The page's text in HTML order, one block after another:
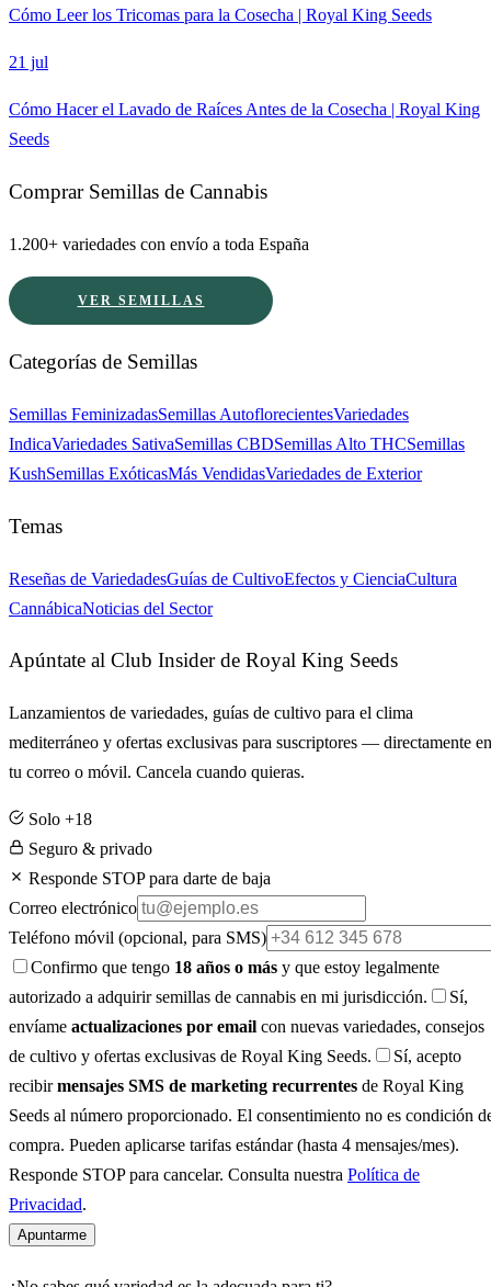
Cómo Leer los Tricomas para la Cosecha | Royal King Seeds
21 jul
Cómo Hacer el Lavado de Raíces Antes de la Cosecha | Royal King
Seeds
Comprar Semillas de Cannabis
1.200+ variedades con envío a toda España
VER SEMILLAS
Categorías de Semillas
Semillas FeminizadasSemillas AutoflorecientesVariedades
IndicaVariedades SativaSemillas CBDSemillas Alto THCSemillas
KushSemillas ExóticasMás VendidasVariedades de Exterior
Temas
Reseñas de VariedadesGuías de CultivoEfectos y CienciaCultura
CannábicaNoticias del Sector
Apúntate al Club Insider de Royal King Seeds
Lanzamientos de variedades, guías de cultivo para el clima
mediterráneo y ofertas exclusivas para suscriptores — directamente en
tu correo o móvil. Cancela cuando quieras.
Solo +18
Seguro & privado
Responde STOP para darte de baja
Correo electrónico
Teléfono móvil (opcional, para SMS)
Confirmo que tengo 18 años o más y que estoy legalmente
autorizado a adquirir semillas de cannabis en mi jurisdicción.
Sí,
envíame actualizaciones por email con nuevas variedades, consejos
de cultivo y ofertas exclusivas de Royal King Seeds.
Sí, acepto
recibirmensajes SMS de marketing recurrentes de Royal King
Seeds al número proporcionado. El consentimiento no es condición
compra. Pueden aplicarse tarifas estándar (hasta 4 mensajes/mes).
Responde STOP para cancelar. Consulta nuestra Política de
Privacidad.
Apuntarme